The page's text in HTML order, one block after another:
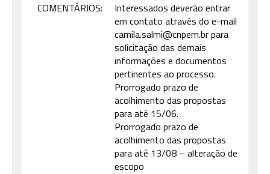
COMENTÁRIOS:
Interessados deverão entrar
em contato através do e-mail
camila.salmi@cnpem.br para
solicitação das demais
informações e documentos
pertinentes ao processo.
Prorrogado prazo de
acolhimento das propostas
para até 15/06.
Prorrogado prazo de
acolhimento das propostas
para até 13/08 – alteração de
escopo